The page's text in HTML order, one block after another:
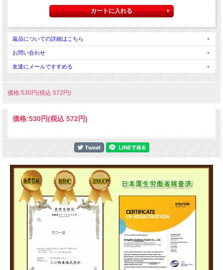
返品についての詳細はこちら
お問い合わせ
友達にメールですすめる
価格:530円(税込 572円)
価格:530円(税込 572円)